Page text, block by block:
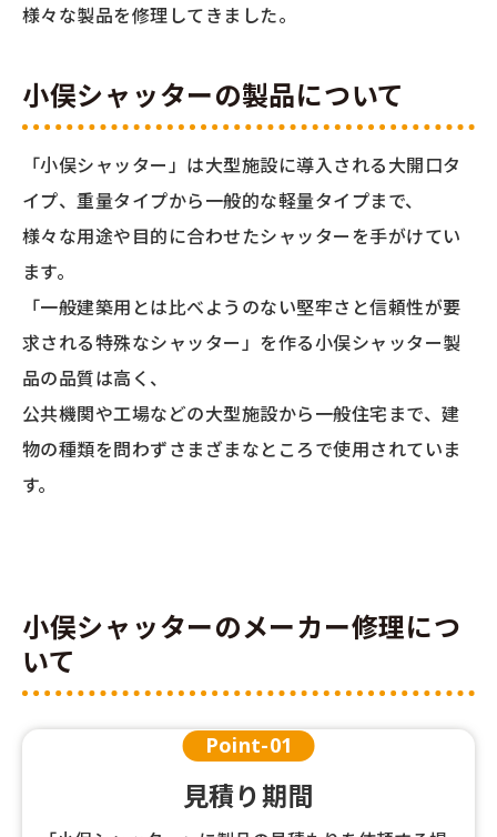
様々な製品を修理してきました。
小俣シャッターの製品について
「小俣シャッター」は大型施設に導入される大開口タ
イプ、重量タイプから一般的な軽量タイプまで、
様々な用途や目的に合わせたシャッターを手がけてい
ます。
「一般建築用とは比べようのない堅牢さと信頼性が要
求される特殊なシャッター」を作る小俣シャッター製
品の品質は高く、
公共機関や工場などの大型施設から一般住宅まで、建
物の種類を問わずさまざまなところで使用されていま
す。
小俣シャッターのメーカー修理につ
いて
Point-01
見積り期間